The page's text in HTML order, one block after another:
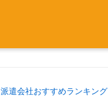
派遣会社おすすめランキング